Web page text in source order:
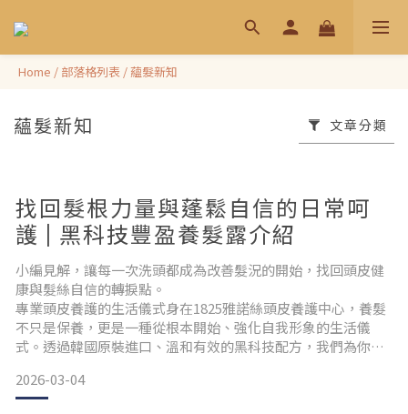
Home / 部落格列表 /蘊髮新知
蘊髮新知 文章分類
找回髮根力量與蓬鬆自信的日常呵
護 | 黑科技豐盈養髮露介紹
小編見解，讓每一次洗頭都成為改善髮況的開始，找回頭皮健
康與髮絲自信的轉捩點。
專業頭皮養護的生活儀式身在1825雅諾絲頭皮養護中心，養髮
不只是保養，更是一種從根本開始、強化自我形象的生活儀
式。透過韓國原裝進口、溫和有效的黑科技配方，我們為你打
洗髮都是回歸健康髮根的關鍵一步。 黑科技豐盈養髮露：你的
日常夥伴適合所有頭皮類型pH5.5弱酸性配方，對敏感性肌膚
2026-03-04